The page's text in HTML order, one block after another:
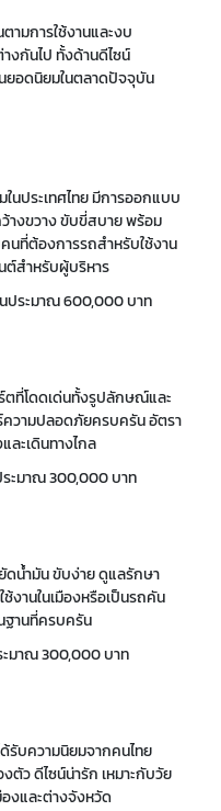
ามการใช้งานและงบ
งกันไป ทั้งด้านดีไซน์
ยอดนิยมในตลาดปัจจุบัน
นประเทศไทย มีการออกแบบ
ว้างขวาง ขับขี่สบาย พร้อม
นที่ต้องการรถสำหรับใช้งาน
ต์สำหรับผู้บริหาร
ประมาณ 600,000 บาท
ตที่โดดเด่นทั้งรูปลักษณ์และ
วามปลอดภัยครบครัน อัตรา
ละเดินทางไกล
ะมาณ 300,000 บาท
น้ำมัน ขับง่าย ดูแลรักษา
งานในเมืองหรือเป็นรถคัน
ฐานที่ครบครัน
ะมาณ 300,000 บาท
รับความนิยมจากคนไทย
ตัว ดีไซน์น่ารัก เหมาะกับวัย
องและต่างจังหวัด